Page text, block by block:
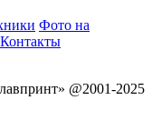
Фото на
Контакты
@2001-2025